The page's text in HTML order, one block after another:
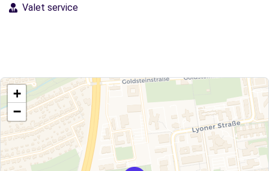
Valet service
+
−